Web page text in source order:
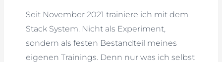
Seit November 2021 trainiere ich mit dem
Stack System. Nicht als Experiment,
sondern als festen Bestandteil meines
eigenen Trainings. Denn nur was ich selbst